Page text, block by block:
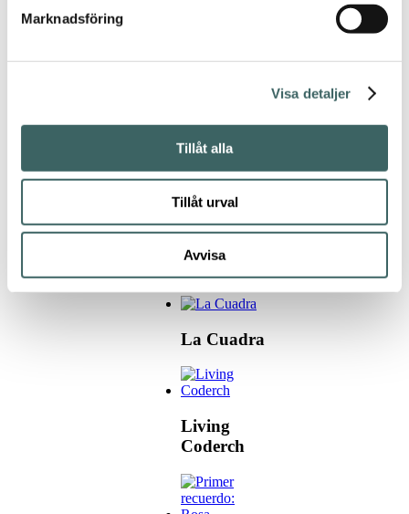
Marknadsföring
Visa detaljer
Tillåt alla
Tillåt urval
Avvisa
Cielo y
geometría
Claroscuros
(La
La Cuadra
Living
Coderch